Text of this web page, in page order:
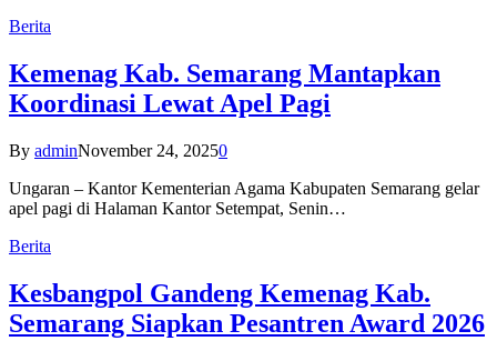
Berita
Kemenag Kab. Semarang Mantapkan
Koordinasi Lewat Apel Pagi
By adminNovember 24, 20250
Ungaran – Kantor Kementerian Agama Kabupaten Semarang gelar
apel pagi di Halaman Kantor Setempat, Senin…
Berita
Kesbangpol Gandeng Kemenag Kab.
Semarang Siapkan Pesantren Award 2026